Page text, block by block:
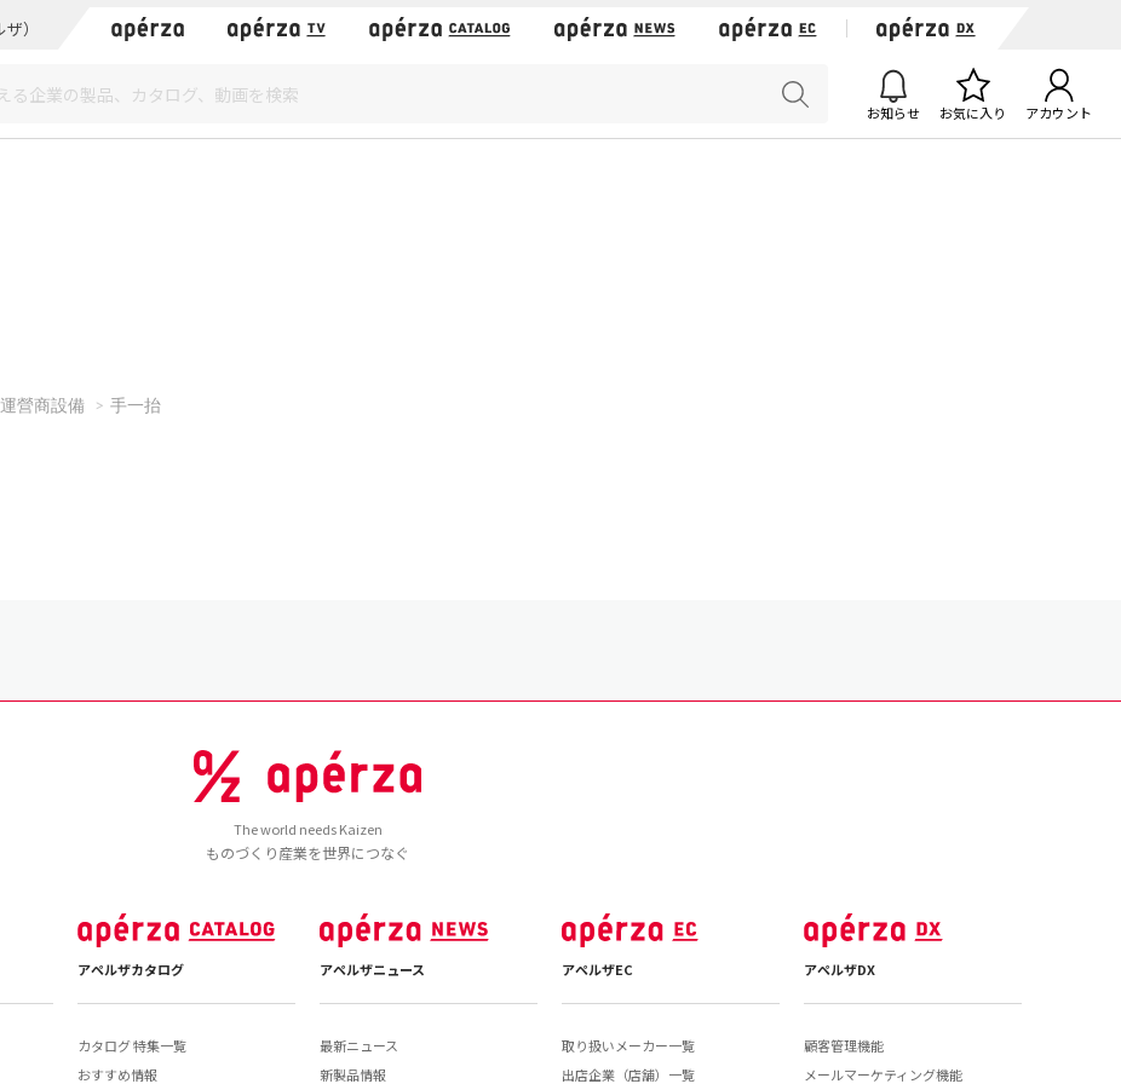
）
お知らせ お気に入り アカウント
運營商設備 手一抬
The world needs Kaizen
ものづくり産業を世界につなぐ
アペルザカタログ
カタログ 特集一覧
おすすめ情報
アペルザニュース
最新ニュース
新製品情報
アペルザEC
取り扱いメーカー一覧
出店企業（店舗）一覧
アペルザDX
顧客管理機能
メールマーケティング機能